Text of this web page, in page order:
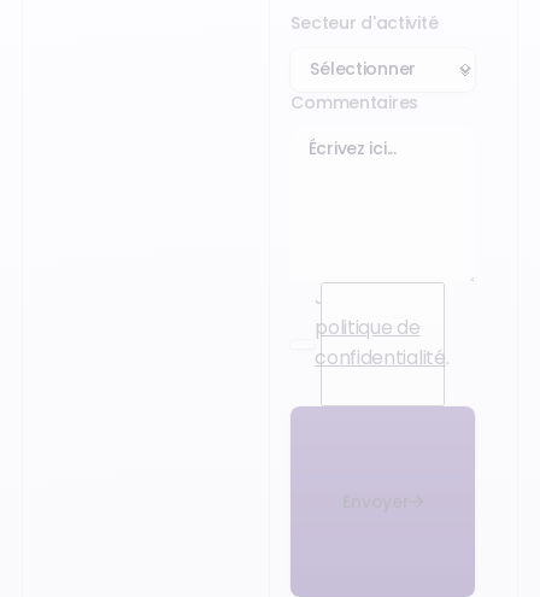
Secteur d'activité
Commentaires
J’accepte la
politique de
confidentialité.
Envoyer